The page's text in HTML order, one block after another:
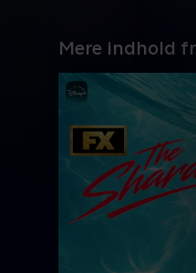
Mere indhold